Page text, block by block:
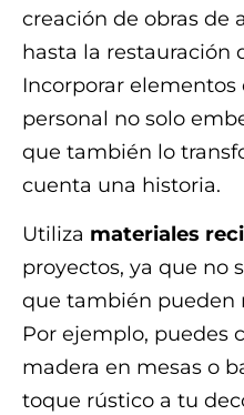
creación de obras de
hasta la restauración
Incorporar
personal no solo
que también lo
cuenta una historia.
Utiliza materiales
proyectos, ya que no
que también pueden
Por ejemplo, puedes
madera en mesas o
toque rústico a tu